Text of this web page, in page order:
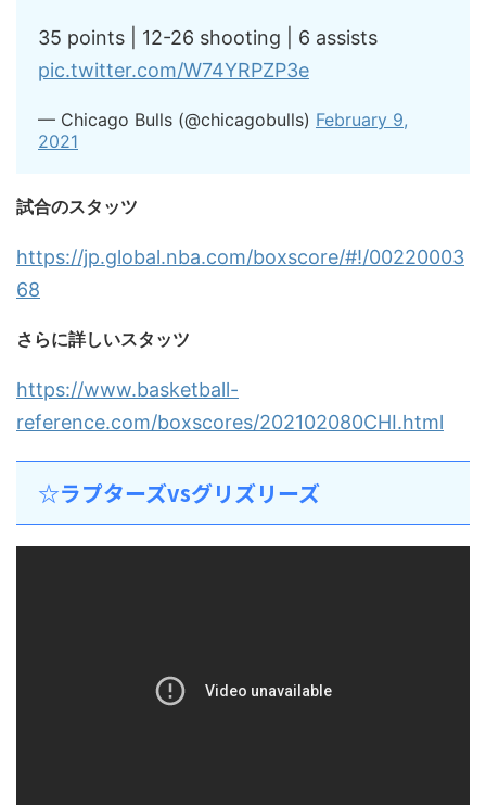
35 points | 12-26 shooting | 6 assists
pic.twitter.com/W74YRPZP3e
— Chicago Bulls (@chicagobulls) February 9,
2021
試合のスタッツ
https://jp.global.nba.com/boxscore/#!/00220003
68
さらに詳しいスタッツ
https://www.basketball-
reference.com/boxscores/202102080CHI.html
☆ラプターズvsグリズリーズ